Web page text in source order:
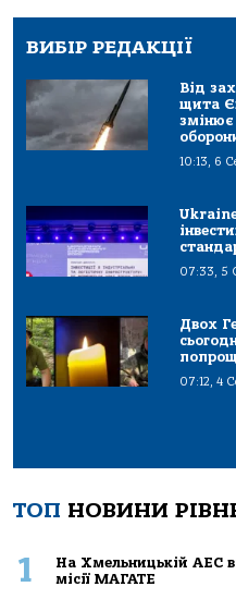
ВИБІР РЕДАКЦІЇ
Від
щита
змінює
10:13, 6
07:33, 5
Двох
07:12, 4
ТОП НОВИНИ
1
На Хмельницькій АЕС
місії МАГАТЕ